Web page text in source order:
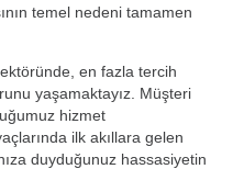
temel nedeni tamamen
en fazla tercih
yaşamaktayız. Müşteri
hizmet
ilk akıllara gelen
duyduğunuz hassasiyetin